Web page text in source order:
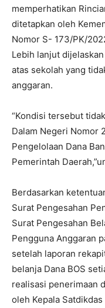
memperhatikan
ditetapkan oleh
Nomor S- 173/PK/
Lebih lanjut
atas sekolah yang
anggaran.
“Kondisi tersebut
Dalam Negeri Nomor
Pengelolaan Dana
Pemerintah
Berdasarkan
Surat Pengesahan
Surat Pengesahan
Pengguna Anggaran
setelah laporan
belanja Dana BOS
realisasi penerimaan
oleh Kepala